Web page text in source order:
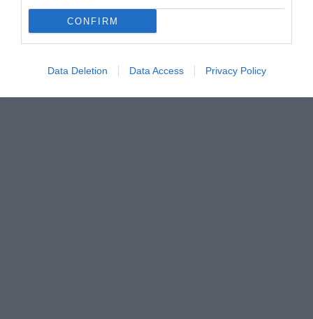
CONFIRM
Data Deletion Data Access Privacy Policy